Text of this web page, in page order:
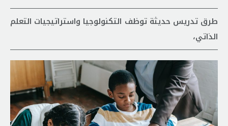
طرق تدريس حديثة توظف التكنولوجيا واستراتيجيات التعلم
الذاتي،